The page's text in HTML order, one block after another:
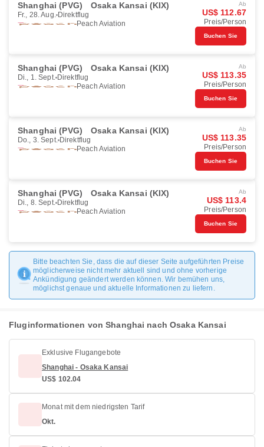
Shanghai (PVG) Osaka Kansai (KIX)
Fr., 28. Aug. Direktflug
Peach Aviation
Ab
US$ 112.67
Preis/Person
Buchen Sie
Shanghai (PVG) Osaka Kansai (KIX)
Di., 1. Sept. Direktflug
Peach Aviation
Ab
US$ 113.35
Preis/Person
Buchen Sie
Shanghai (PVG) Osaka Kansai (KIX)
Do., 3. Sept. Direktflug
Peach Aviation
Ab
US$ 113.35
Preis/Person
Buchen Sie
Shanghai (PVG) Osaka Kansai (KIX)
Di., 8. Sept. Direktflug
Peach Aviation
Ab
US$ 113.4
Preis/Person
Buchen Sie
Bitte beachten Sie, dass die auf dieser Seite aufgeführten Preise
möglicherweise nicht mehr aktuell sind und ohne vorherige
Ankündigung geändert werden können. Wir bemühen uns,
möglichst genaue und aktuelle Informationen zu liefern.
Fluginformationen von Shanghai nach Osaka Kansai
Exklusive Flugangebote
Shanghai - Osaka Kansai
US$ 102.04
Monat mit dem niedrigsten Tarif
Okt.